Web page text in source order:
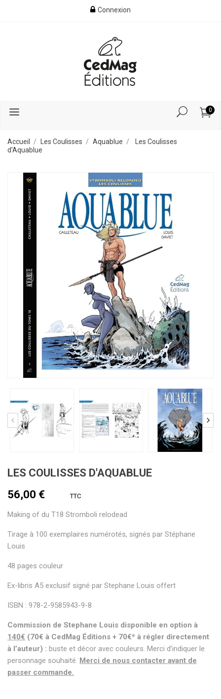
Connexion
0
Accueil Les Coulisses Aquablue
Les Coulisses
d'Aquablue
LES COULISSES D'AQUABLUE
56,00 €
TTC
Making of du T18 Stromboli relodead
Tirage à 100 exemplaires numérotés, signés par Stéphane
Louis
48 pages couleur
Ex-libris A5 exclusif signé par Stephane Louis offert
ISBN : 978-2-9585943-9-8
Commission de Stephane Louis disponible en option à
140€ (70€ à CedMag Éditions + 70€* à régler directement
à l’auteur) : buste et décor avec couleurs. Merci d’indiquer le
personnage souhaité. Merci de nous contacter avant de
passer commande.